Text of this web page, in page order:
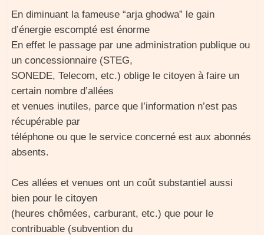
En diminuant la fameuse “arja ghodwa” le gain
d’énergie escompté est énorme
En effet le passage par une administration publique ou
un concessionnaire (STEG,
SONEDE, Telecom, etc.) oblige le citoyen à faire un
certain nombre d’allées
et venues inutiles, parce que l’information n’est pas
récupérable par
téléphone ou que le service concerné est aux abonnés
absents.
Ces allées et venues ont un coût substantiel aussi
bien pour le citoyen
(heures chômées, carburant, etc.) que pour le
contribuable (subvention du